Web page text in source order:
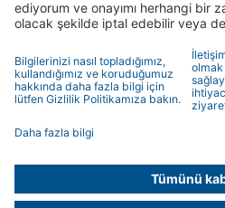
İletişim
İletişim partneri
İletişim formu
© 2026 BECKER-Antriebe GmbH